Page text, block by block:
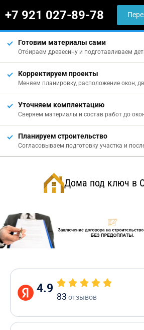
+7 921 027-89-78
Готовим материалы сами
Отбираем древесину и подготавливаем
Корректируем проекты
Меняем планировку, расположение окон,
Уточняем комплектацию
Сверяем материалы и состав работ до
Планируем строительство
Согласовываем подготовку участка и
Дома под ключ в
4.9
83 отзывов